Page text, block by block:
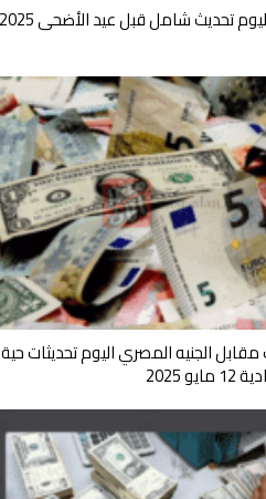
تحديث شامل قبل عيد الأضحى 2025
الجنيه المصري اليوم تحديثات حية
2025